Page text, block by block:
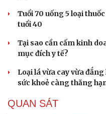
Tuổi 70 uống 5 loại
tuổi 40
Tại sao cần cấm kinh
mục đích y tế?
Loại lá vừa cay vừa
sức khoẻ càng thăng
QUAN SÁT